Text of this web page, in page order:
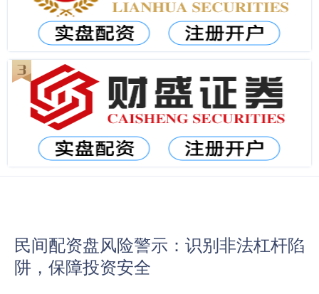
民间配资盘风险警示：识别非法杠杆陷
阱，保障投资安全